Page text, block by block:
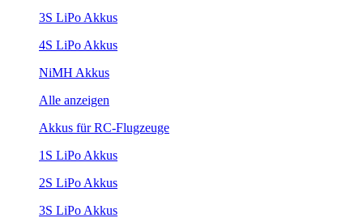
3S LiPo Akkus
4S LiPo Akkus
NiMH Akkus
Alle anzeigen
Akkus für RC-Flugzeuge
1S LiPo Akkus
2S LiPo Akkus
3S LiPo Akkus